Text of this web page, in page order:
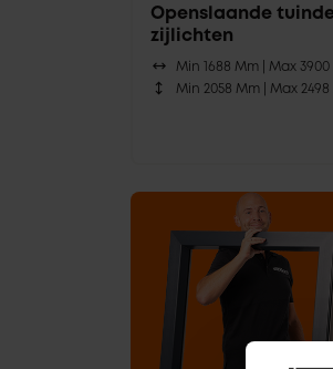
Openslaande
zijlichten
Min 1688 Mm | Max 3900
Min 2058 Mm | Max 2498